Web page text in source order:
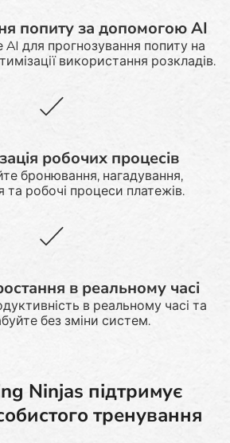
попиту за допомогою AI
для прогнозування попиту на
використання розкладів.
робочих процесів
бронювання, нагадування,
робочі процеси платежів.
в реальному часі
в реальному часі та
без зміни систем.
Ninjas підтримує
тренування